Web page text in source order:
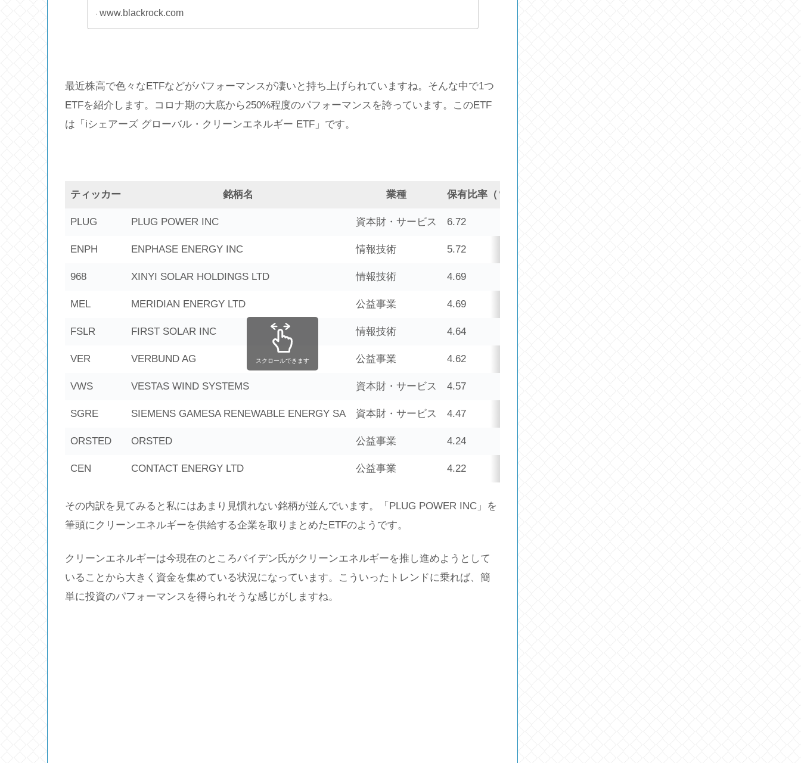
www.blackrock.com
最近株高で色々なETFなどがパフォーマンスが凄いと持ち上げられていますね。そんな中で1つ
ETFを紹介します。コロナ期の大底から250%程度のパフォーマンスを誇っています。このETF
は「iシェアーズ グローバル・クリーンエネルギー ETF」です。
ティッカー 銘柄名 業種 保有比率（％）
PLUG PLUG POWER INC 資本財・サービス 6.72
ENPH ENPHASE ENERGY INC 情報技術 5.72
968 XINYI SOLAR HOLDINGS LTD 情報技術 4.69
MEL MERIDIAN ENERGY LTD 公益事業 4.69
FSLR FIRST SOLAR INC 情報技術 4.64
VER VERBUND AG 公益事業 4.62
VWS VESTAS WIND SYSTEMS 資本財・サービス 4.57
SGRE SIEMENS GAMESA RENEWABLE ENERGY SA 資本財・サービス 4.47
ORSTED ORSTED 公益事業 4.24
CEN CONTACT ENERGY LTD 公益事業 4.22
スクロールできます
その内訳を見てみると私にはあまり見慣れない銘柄が並んでいます。「PLUG POWER INC」を
筆頭にクリーンエネルギーを供給する企業を取りまとめたETFのようです。
クリーンエネルギーは今現在のところバイデン氏がクリーンエネルギーを推し進めようとして
いることから大きく資金を集めている状況になっています。こういったトレンドに乗れば、簡
単に投資のパフォーマンスを得られそうな感じがしますね。